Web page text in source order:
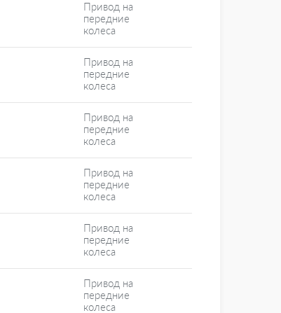
Привод на
передние
колеса
Привод на
передние
колеса
Привод на
передние
колеса
Привод на
передние
колеса
Привод на
передние
колеса
Привод на
передние
колеса